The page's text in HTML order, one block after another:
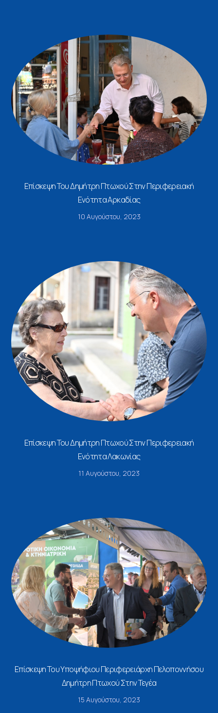
Επίσκεψη Του Δημήτρη Πτωχού Στην Περιφερειακή
Ενότητα Αρκαδίας
10 Αυγούστου, 2023
Επίσκεψη Του Δημήτρη Πτωχού Στην Περιφερειακή
Ενότητα Λακωνίας
11 Αυγούστου, 2023
Επίσκεψη Του Υποψήφιου Περιφερειάρχη Πελοποννήσου
Δημήτρη Πτωχού Στην Τεγέα
15 Αυγούστου, 2023